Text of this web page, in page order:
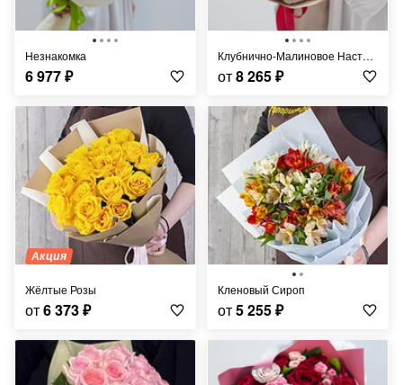
Незнакомка
6 977₽
Клубнично-Малиновое Настроение
от8 265₽
Акция
Жёлтые Розы
от6 373₽
Кленовый Сироп
от5 255₽